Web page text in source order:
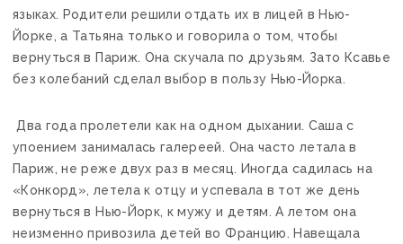
языках. Родители решили отдать их в лицей в Нью-
Йорке, а Татьяна только и говорила о том, чтобы
вернуться в Париж. Она скучала по друзьям. Зато Ксавье
без колебаний сделал выбор в пользу Нью-Йорка.
Два года пролетели как на одном дыхании. Саша с
упоением занималась галереей. Она часто летала в
Париж, не реже двух раз в месяц. Иногда садилась на
«Конкорд», летела к отцу и успевала в тот же день
вернуться в Нью-Йорк, к мужу и детям. А летом она
неизменно привозила детей во Францию. Навещала